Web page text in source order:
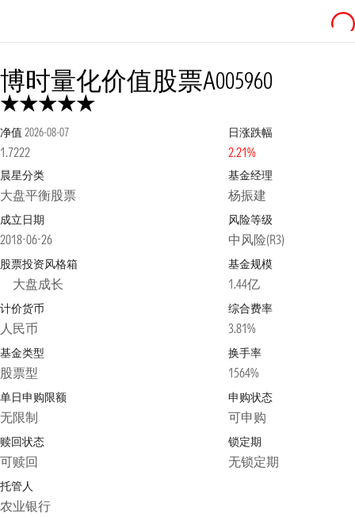
博时量化价值股票A005960
净值 2026-08-07
1.7222
日涨跌幅
2.21%
晨星分类
大盘平衡股票
基金经理
杨振建
成立日期
2018-06-26
风险等级
中风险(R3)
股票投资风格箱
大盘成长
基金规模
1.44亿
计价货币
人民币
综合费率
3.81%
基金类型
股票型
换手率
1564%
单日申购限额
无限制
申购状态
可申购
赎回状态
可赎回
锁定期
无锁定期
托管人
农业银行